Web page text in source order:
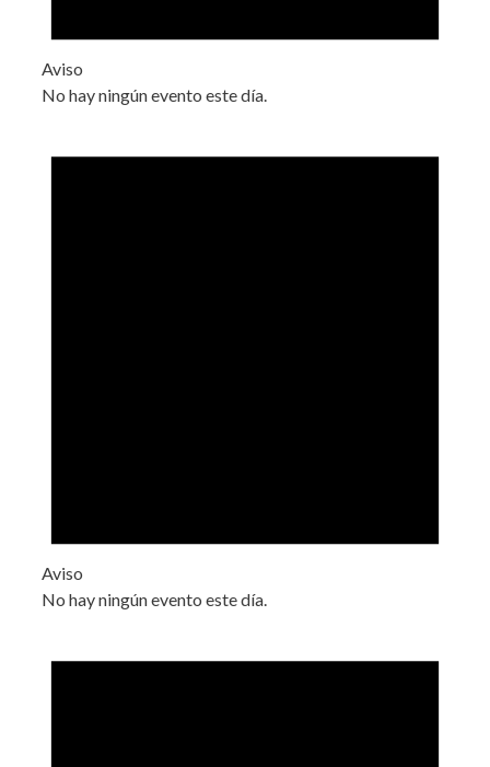
Aviso
No hay ningún evento este día.
Aviso
No hay ningún evento este día.